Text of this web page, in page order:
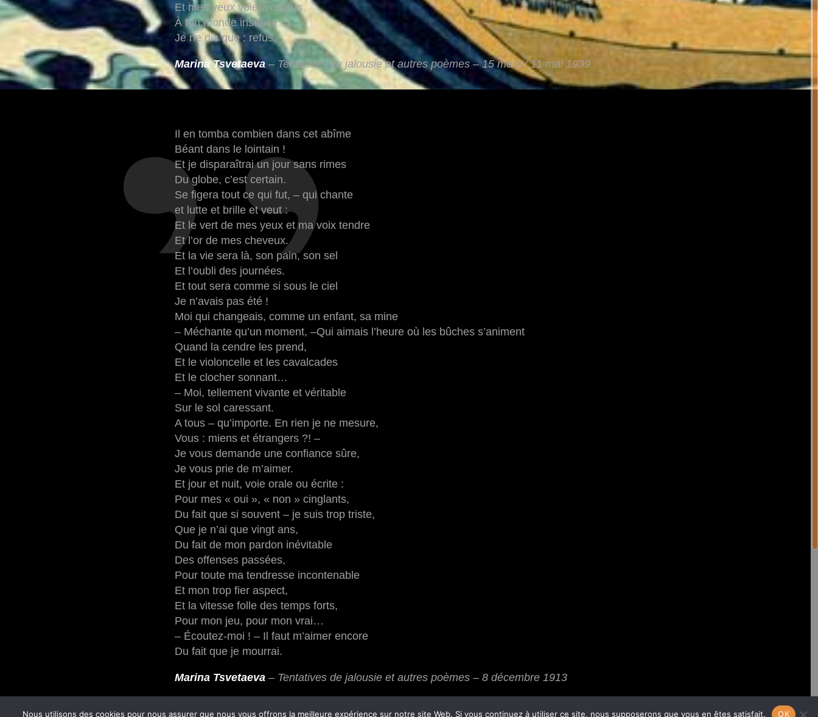
Et mes yeux voient confus.
À ton monde insensé
Je ne dis que : refus.
Marina Tsvetaeva– Tentatives de jalousie et autres poèmes – 15 mars / 11 mai 1939
Il en tomba combien dans cet abîme
Béant dans le lointain !
Et je disparaîtrai un jour sans rimes
Du globe, c’est certain.
Se figera tout ce qui fut, – qui chante
et lutte et brille et veut :
Et le vert de mes yeux et ma voix tendre
Et l’or de mes cheveux.
Et la vie sera là, son pain, son sel
Et l’oubli des journées.
Et tout sera comme si sous le ciel
Je n’avais pas été !
Moi qui changeais, comme un enfant, sa mine
– Méchante qu’un moment, –Qui aimais l’heure où les bûches s’animent
Quand la cendre les prend,
Et le violoncelle et les cavalcades
Et le clocher sonnant…
– Moi, tellement vivante et véritable
Sur le sol caressant.
A tous – qu’importe. En rien je ne mesure,
Vous : miens et étrangers ?! –
Je vous demande une confiance sûre,
Je vous prie de m’aimer.
Et jour et nuit, voie orale ou écrite :
Pour mes « oui », « non » cinglants,
Du fait que si souvent – je suis trop triste,
Que je n’ai que vingt ans,
Du fait de mon pardon inévitable
Des offenses passées,
Pour toute ma tendresse incontenable
Et mon trop fier aspect,
Et la vitesse folle des temps forts,
Pour mon jeu, pour mon vrai…
– Écoutez-moi ! – Il faut m’aimer encore
Du fait que je mourrai.
Marina Tsvetaeva – Tentatives de jalousie et autres poèmes – 8 décembre 1913
Nous utilisons des cookies pour nous assurer que nous vous offrons la meilleure expérience sur notre site Web. Si vous continuez à utiliser ce site, nous supposerons que vous en êtes satisfait. OK